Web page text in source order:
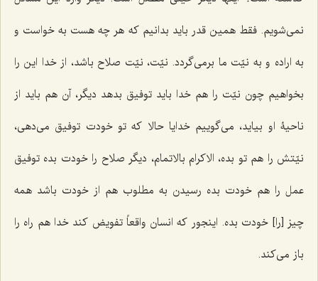
نمی‌شویم. فقط همین قدر باید بدانیم که هر چه هست به خواست و
به اراده و به نیّت ما برمی‌گردد. نیّت، نیّت صلاح باشد، از خدا این را
بخواهیم چون نیّت را هم خدا باید توفیق بدهد دیگر، آن هم باید از
ناحیۀ او بیاید، می‌گوییم خدایا حالا که تو خودت توفیق می‌دهی،
نیّتش را هم تو بده، الاکرام بالاتمام، دیگر صلاح را خودت بده توفیق
عمل را هم خودت بده رسیدن به مطلوب هم از خودت باشد همه
چیز [را] خودت بده. اینجور که انسان واقعاً تفویض کند خدا هم راه را
باز می‌کند.